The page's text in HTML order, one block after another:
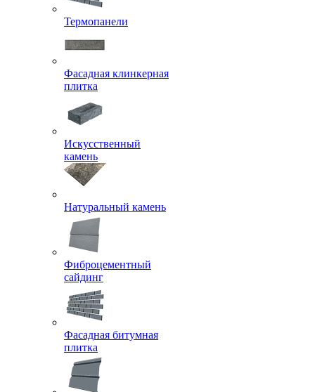
Термопанели
Фасадная клинкерная
плитка
Искусственный
камень
Натуральный камень
Фиброцементный
сайдинг
Фасадная битумная
плитка